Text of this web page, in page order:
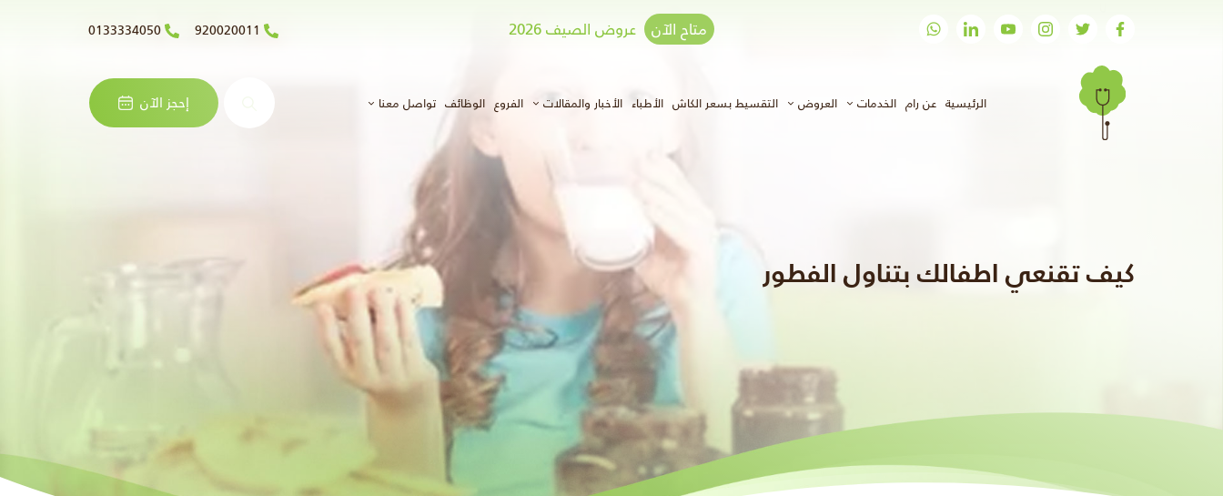
متاح الآن عروض الصيف 2026 920020011
0133334050
الرئيسية(الحالي)
عن رام الخدمات العروض التقسيط بسعر الكاش الأطباء الأخبار والمقالات الفروع الوظائف تواصل معنا إحجز الآن
كيف تقنعي اطفالك بتناول الفطور